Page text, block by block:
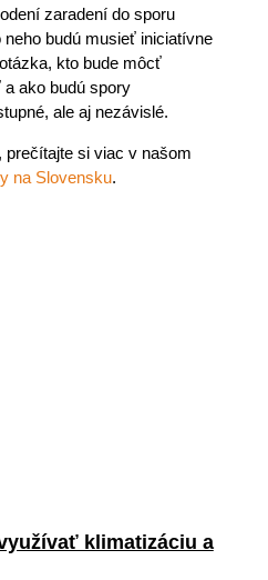
zaradení do sporu
budú musieť iniciatívne
kto bude môcť
ako budú spory
ale aj nezávislé.
si viac v našom
na Slovensku.
klimatizáciu a